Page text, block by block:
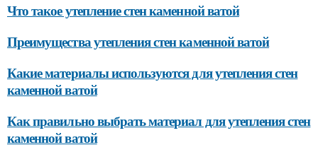
Что такое утепление стен каменной ватой
Преимущества утепления стен каменной ватой
Какие материалы используются для утепления стен
каменной ватой
Как правильно выбрать материал для утепления стен
каменной ватой